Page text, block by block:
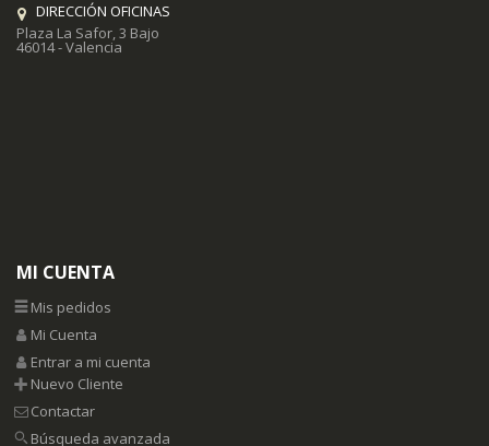
DIRECCIÓN OFICINAS
Plaza La Safor, 3 Bajo
46014 - Valencia
MI CUENTA
Mis pedidos
Mi Cuenta
Entrar a mi cuenta
Nuevo Cliente
Contactar
Búsqueda avanzada